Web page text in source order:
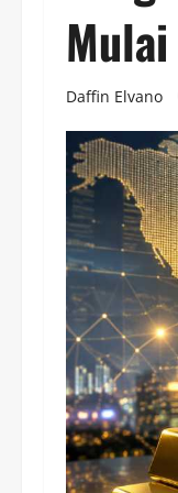
Daffin Elvano